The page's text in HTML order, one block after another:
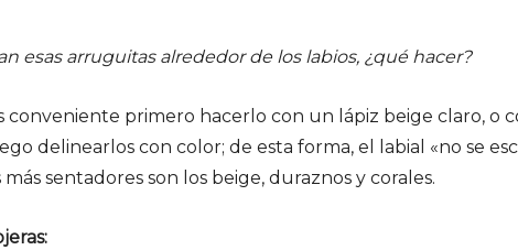
esas arruguitas alrededor de los labios, ¿qué hacer?
conveniente primero hacerlo con un lápiz beige claro, o
delinearlos con color; de esta forma, el labial «no se
más sentadores son los beige, duraznos y corales.